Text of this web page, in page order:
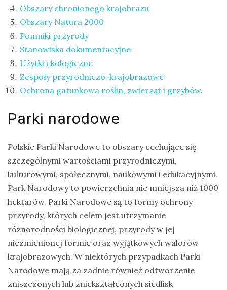
Obszary chronionego krajobrazu
Obszary Natura 2000
Pomniki przyrody
Stanowiska dokumentacyjne
Użytki ekologiczne
Zespoły przyrodniczo-krajobrazowe
Ochrona gatunkowa roślin, zwierząt i grzybów.
Parki narodowe
Polskie Parki Narodowe to obszary cechujące się
szczególnymi wartościami przyrodniczymi,
kulturowymi, społecznymi, naukowymi i edukacyjnymi.
Park Narodowy to powierzchnia nie mniejsza niż 1000
hektarów. Parki Narodowe są to formy ochrony
przyrody, których celem jest utrzymanie
różnorodności biologicznej, przyrody w jej
niezmienionej formie oraz wyjątkowych walorów
krajobrazowych. W niektórych przypadkach Parki
Narodowe mają za zadnie również odtworzenie
zniszczonych lub zniekształconych siedlisk
Ochrona
przyrody
Ptaki
Ssaki
Wyprawy
azja
bekasowate
birdwatching
biwak
chruściele
czaplowate